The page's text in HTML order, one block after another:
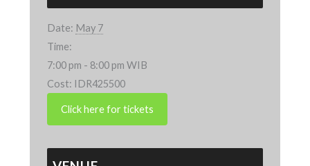
Date: May 7
Time:
7:00 pm - 8:00 pm WIB
Cost: IDR425500